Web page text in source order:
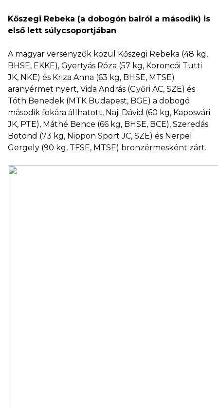
Kőszegi Rebeka (a dobogón balról a második) is
első lett súlycsoportjában
A magyar versenyzők közül Kőszegi Rebeka (48 kg,
BHSE, EKKE), Gyertyás Róza (57 kg, Koroncói Tutti
JK, NKE) és Kriza Anna (63 kg, BHSE, MTSE)
aranyérmet nyert, Vida András (Győri AC, SZE) és
Tóth Benedek (MTK Budapest, BGE) a dobogó
második fokára állhatott, Naji Dávid (60 kg, Kaposvári
JK, PTE), Máthé Bence (66 kg, BHSE, BCE), Szeredás
Botond (73 kg, Nippon Sport JC, SZE) és Nerpel
Gergely (90 kg, TFSE, MTSE) bronzérmesként zárt.